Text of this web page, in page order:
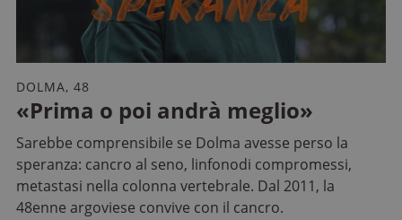
«Prima o poi andrà meglio»
DOLMA, 48
Sarebbe comprensibile se Dolma avesse perso la
speranza: cancro al seno, linfonodi compromessi,
metastasi nella colonna vertebrale. Dal 2011, la
48enne argoviese convive con il cancro.